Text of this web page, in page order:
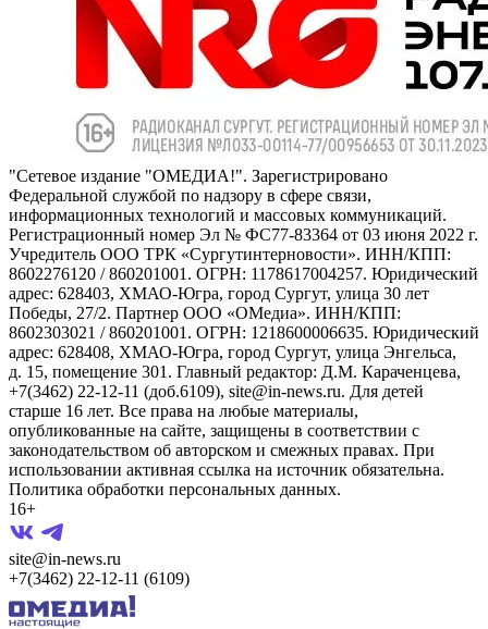
"Сетевое издание "ОМЕДИА!". Зарегистрировано
Федеральной службой по надзору в сфере связи,
информационных технологий и массовых коммуникаций.
Регистрационный номер Эл № ФС77-83364 от 03 июня 2022 г.
Учредитель ООО ТРК «Сургутинтерновости». ИНН/КПП:
8602276120 / 860201001. ОГРН: 1178617004257. Юридический
адрес: 628403, ХМАО-Югра, город Сургут, улица 30 лет
Победы, 27/2. Партнер ООО «ОМедиа». ИНН/КПП:
8602303021 / 860201001. ОГРН: 1218600006635. Юридический
адрес: 628408, ХМАО-Югра, город Сургут, улица Энгельса,
д. 15, помещение 301. Главный редактор: Д.М. Караченцева,
+7(3462) 22-12-11 (доб.6109), site@in-news.ru. Для детей
старше 16 лет. Все права на любые материалы,
опубликованные на сайте, защищены в соответствии с
законодательством об авторском и смежных правах. При
использовании активная ссылка на источник обязательна.
Политика обработки персональных данных.
16+
site@in-news.ru
+7(3462) 22-12-11 (6109)